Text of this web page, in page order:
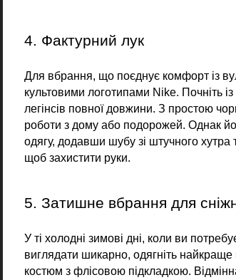
4. Фактурний лук
Для вбрання, що поєднує комфорт із
культовими логотипами Nike. Почніть
легінсів повної довжини. З простою
роботи з дому або подорожей. Однак
одягу, додавши шубу зі штучного хутра
щоб захистити руки.
5. Затишне вбрання для
У ті холодні зимові дні, коли ви
виглядати шикарно, одягніть
костюм з флісовою підкладкою.